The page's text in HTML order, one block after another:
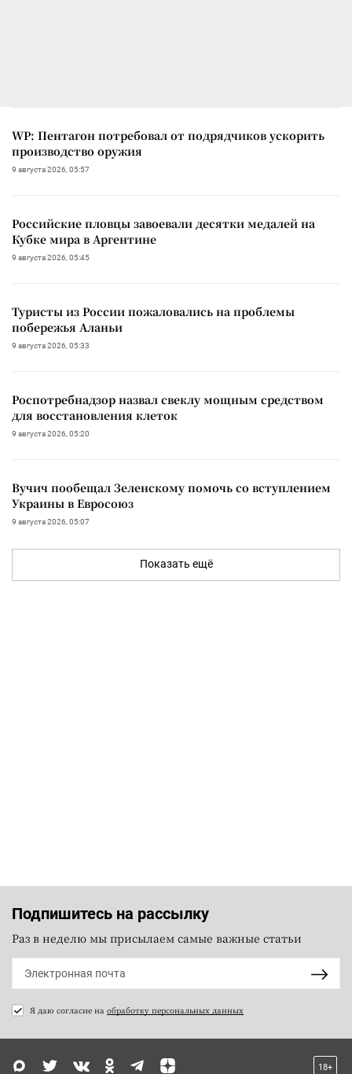
WP: Пентагон потребовал от подрядчиков ускорить
производство оружия
9 августа 2026, 05:57
Российские пловцы завоевали десятки медалей на
Кубке мира в Аргентине
9 августа 2026, 05:45
Туристы из России пожаловались на проблемы
побережья Аланьи
9 августа 2026, 05:33
Роспотребнадзор назвал свеклу мощным средством
для восстановления клеток
9 августа 2026, 05:20
Вучич пообещал Зеленскому помочь со вступлением
Украины в Евросоюз
9 августа 2026, 05:07
Показать ещё
Подпишитесь на рассылку
Раз в неделю мы присылаем самые важные статьи
Я даю согласие на обработку персональных данных
18+